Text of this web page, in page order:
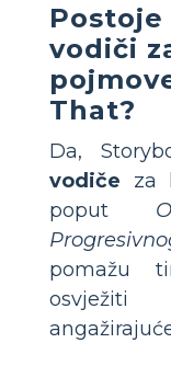
vodiči
That?
Da,
vodiče za
poput
pomažu
osvježiti